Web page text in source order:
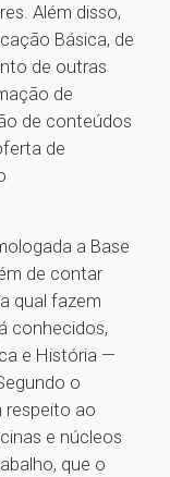
Além disso,
Básica, de
de outras
de
de conteúdos
de
a Base
de contar
qual fazem
conhecidos,
e História —
o
respeito ao
e núcleos
que o